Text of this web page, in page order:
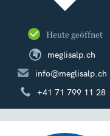
Heute geöffnet
meglisalp.ch
info@meglisalp.ch
+41 71 799 11 28